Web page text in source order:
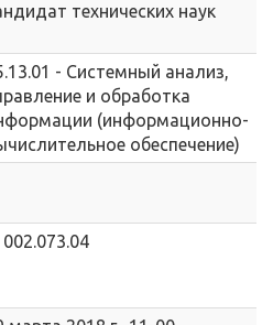
технических наук
- Системный анализ,
и обработка
(информационно-
обеспечение)